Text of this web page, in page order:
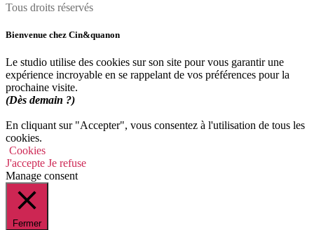
Tous droits réservés
Bienvenue chez Cin&quanon
Le studio utilise des cookies sur son site pour vous garantir une
expérience incroyable en se rappelant de vos préférences pour la
prochaine visite.
(Dès demain ?)
En cliquant sur "Accepter", vous consentez à l'utilisation de tous les
cookies.
Cookies
J'accepte Je refuse
Manage consent
Fermer